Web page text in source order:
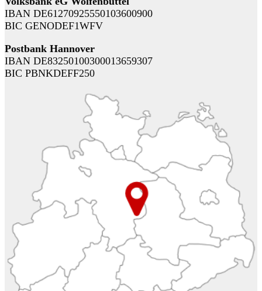
IBAN DE61270925550103600900
BIC GENODEF1WFV
Postbank Hannover
IBAN DE83250100300013659307
BIC PBNKDEFF250